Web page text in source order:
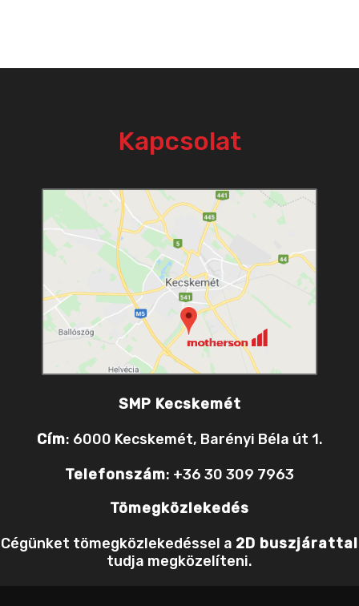
Kapcsolat
SMP Kecskemét
Cím: 6000 Kecskemét, Barényi Béla út 1.
Telefonszám: +36 30 309 7963
Tömegközlekedés
Cégünket tömegközlekedéssel a 2D buszjárattal
tudja megközelíteni.